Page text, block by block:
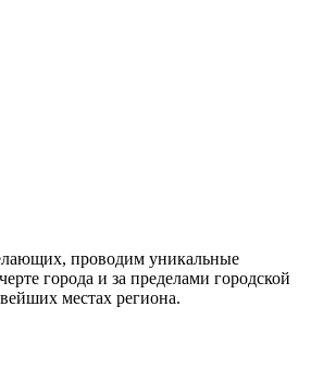
проводим уникальные
города и за пределами городской
местах региона.